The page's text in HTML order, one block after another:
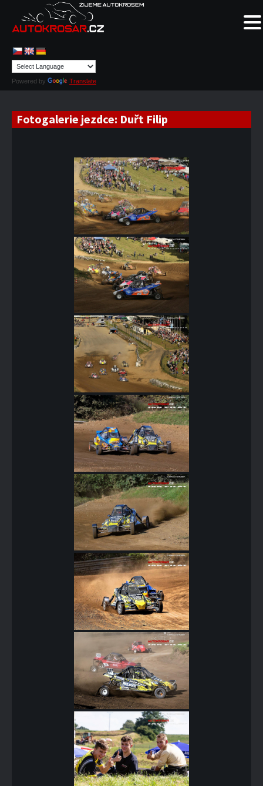
Powered by Translate
Fotogalerie jezdce: Duřt Filip